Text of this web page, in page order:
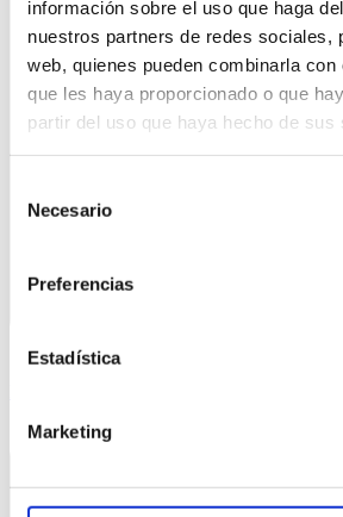
información sobre el uso que haga
nuestros partners de redes sociales,
web, quienes pueden combinarla con
que les haya proporcionado o que
partir del uso que haya hecho de sus
Necesario
Preferencias
Estadística
Marketing